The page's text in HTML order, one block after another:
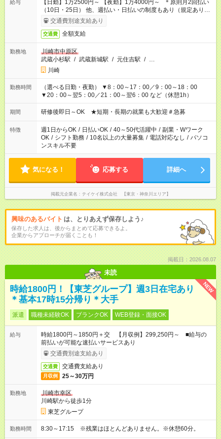
給与
【日勤】1万2500円～ 【夜勤】1万4000円～ ＊原則月2回払い
（10日・25日） 他、週払い・日払いの制度もあり（規定あり）
＃日収1万円以上
交通費別途支給あり
交通費 全額支給
勤務地
川崎市中原区
武蔵小杉駅 / 武蔵新城駅 / 元住吉駅 / …
川崎
勤務時間
（選べる日勤・夜勤） ▼8：00～17：00／9：00～18：00
▼20：00～翌5：00／21：00～翌6：00 など（休憩1h）
期間 研修後即日～OK ★短期・長期の就業も大歓迎＃急募
特徴 週1日からOK / 日払いOK / 40～50代活躍中 / 副業・Wワーク
OK / シフト勤務 / 10名以上の大量募集 / 電話対応なし / パソコ
ンスキル不要
気になる！ 応募する 詳細へ
掲載元企業名 テイケイ株式会社 【東京・神奈川エリア】
興味のあるバイト は、とりあえず保存しよう♪
保存した求人は、後からまとめて応募できるよ。
企業からアプローチが届くことも！
掲載日：2026.08.07
未読
NEW
時給1800円！【東芝グループ】週3日在宅あり
＊基本17時15分帰り＊大手
派遣 職種未経験OK ブランクOK WEB登録・面接OK
給与
時給1800円～1850円＋交 【月収例】299,250円～ ■給与の
前払いが可能な速払いサービスあり
交通費別途支給あり
交通費 交通費支給あり
月収例 25～30万円
勤務地
川崎市幸区
川崎駅から徒歩1分
東芝グループ
勤務時間 8:30～17:15 ※残業はほとんどありません。※休憩60分。